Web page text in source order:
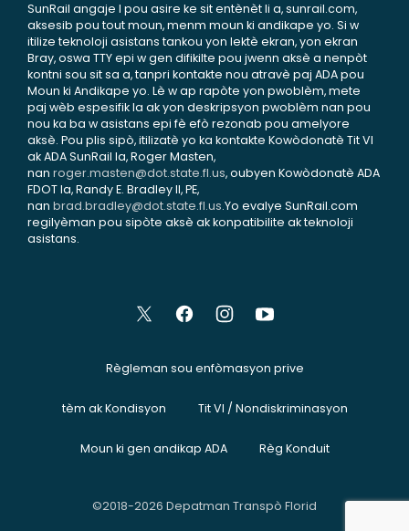
SunRail angaje l pou asire ke sit entènèt li a, sunrail.com,
aksesib pou tout moun, menm moun ki andikape yo. Si w
itilize teknoloji asistans tankou yon lektè ekran, yon ekran
Bray, oswa TTY epi w gen difikilte pou jwenn aksè a nenpòt
kontni sou sit sa a, tanpri kontakte nou atravè paj ADA pou
Moun ki Andikape yo. Lè w ap rapòte yon pwoblèm, mete
paj wèb espesifik la ak yon deskripsyon pwoblèm nan pou
nou ka ba w asistans epi fè efò rezonab pou amelyore
aksè. Pou plis sipò, itilizatè yo ka kontakte Kowòdonatè Tit VI
ak ADA SunRail la, Roger Masten,
nan roger.masten@dot.state.fl.us, oubyen Kowòdonatè ADA
FDOT la, Randy E. Bradley II, PE,
nan brad.bradley@dot.state.fl.us.Yo evalye SunRail.com
regilyèman pou sipòte aksè ak konpatibilite ak teknoloji
asistans.
Règleman sou enfòmasyon prive
tèm ak Kondisyon Tit VI / Nondiskriminasyon
Moun ki gen andikap ADA Règ Konduit
©2018-2026 Depatman Transpò Florid